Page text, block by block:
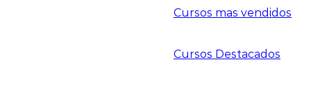
Cursos mas vendidos
Cursos Destacados